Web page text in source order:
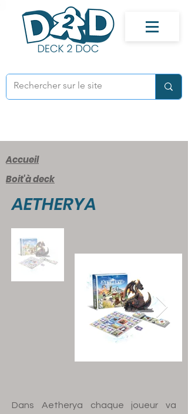
Accueil
Boit'à deck
AETHERYA
Dans Aetherya chaque joueur va